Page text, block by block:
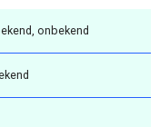
onbekend